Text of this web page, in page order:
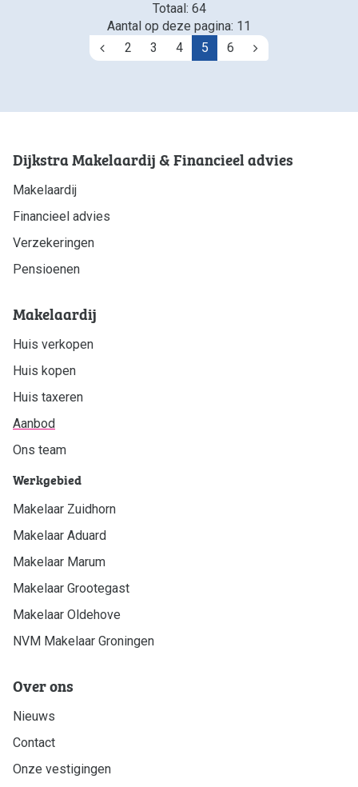
Totaal: 64
Aantal op deze pagina: 11
Vorige
2 3 4 5 6 Volgende
Dijkstra Makelaardij & Financieel advies
Makelaardij
Financieel advies
Verzekeringen
Pensioenen
Makelaardij
Huis verkopen
Huis kopen
Huis taxeren
Aanbod
Ons team
Werkgebied
Makelaar Zuidhorn
Makelaar Aduard
Makelaar Marum
Makelaar Grootegast
Makelaar Oldehove
NVM Makelaar Groningen
Over ons
Nieuws
Contact
Onze vestigingen